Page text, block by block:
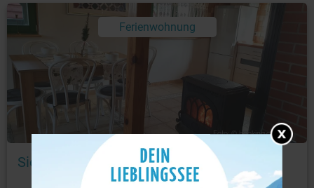
Ferienwohnung
Foto: © booking.com
Siesta Country